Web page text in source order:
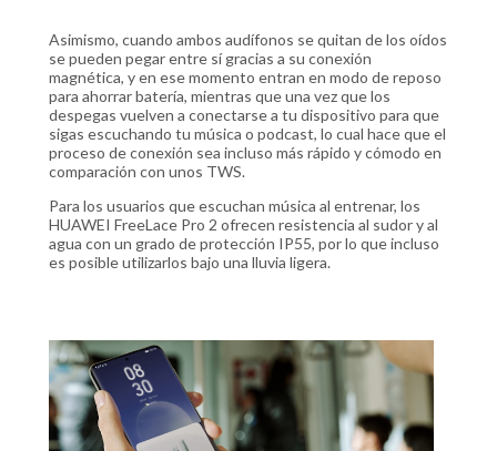
Asimismo, cuando ambos audífonos se quitan de los oídos
se pueden pegar entre sí gracias a su conexión
magnética, y en ese momento entran en modo de reposo
para ahorrar batería, mientras que una vez que los
despegas vuelven a conectarse a tu dispositivo para que
sigas escuchando tu música o podcast, lo cual hace que el
proceso de conexión sea incluso más rápido y cómodo en
comparación con unos TWS.
Para los usuarios que escuchan música al entrenar, los
HUAWEI FreeLace Pro 2 ofrecen resistencia al sudor y al
agua con un grado de protección IP55, por lo que incluso
es posible utilizarlos bajo una lluvia ligera.